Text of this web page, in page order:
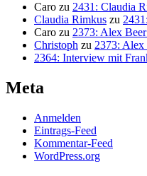
Caro zu 2431: Claudia
Claudia Rimkus zu
Caro zu 2373: Alex
Christoph zu 2373: Alex
2364: Interview mit
Meta
Anmelden
Eintrags-Feed
Kommentar-Feed
WordPress.org